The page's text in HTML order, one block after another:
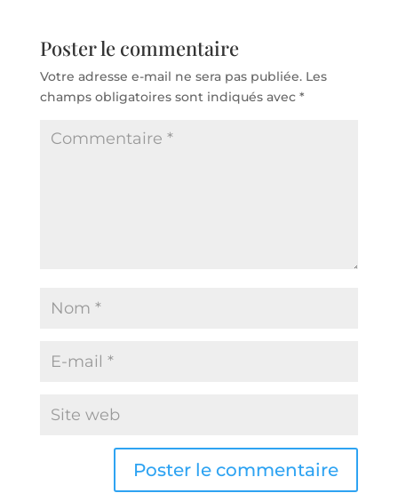
Poster le commentaire
Votre adresse e-mail ne sera pas publiée. Les
champs obligatoires sont indiqués avec *